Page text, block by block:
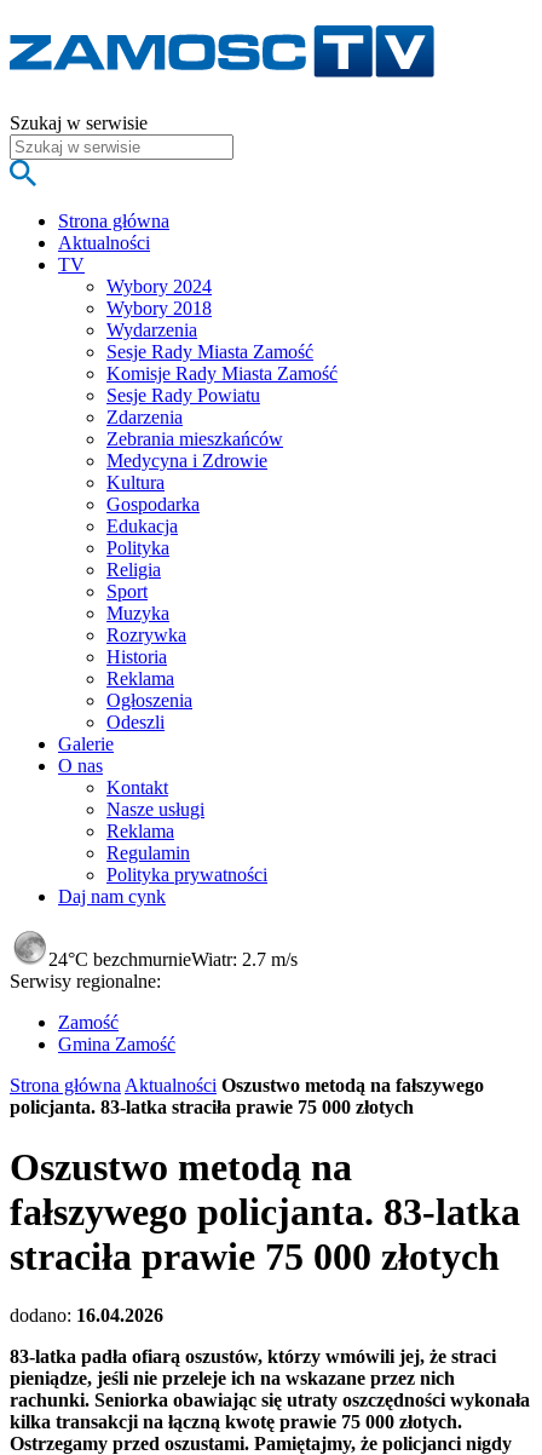
Szukaj w serwisie
Strona główna
Aktualności
TV
Wybory 2024
Wybory 2018
Wydarzenia
Sesje Rady Miasta Zamość
Komisje Rady Miasta Zamość
Sesje Rady Powiatu
Zdarzenia
Zebrania mieszkańców
Medycyna i Zdrowie
Kultura
Gospodarka
Edukacja
Polityka
Religia
Sport
Muzyka
Rozrywka
Historia
Reklama
Ogłoszenia
Odeszli
Galerie
O nas
Kontakt
Nasze usługi
Reklama
Regulamin
Polityka prywatności
Daj nam cynk
24°C bezchmurnieWiatr: 2.7 m/s
Serwisy regionalne:
Zamość
Gmina Zamość
Strona główna Aktualności Oszustwo metodą na fałszywego
policjanta. 83-latka straciła prawie 75 000 złotych
Oszustwo metodą na
fałszywego policjanta. 83-latka
straciła prawie 75 000 złotych
dodano: 16.04.2026
83-latka padła ofiarą oszustów, którzy wmówili jej, że straci
pieniądze, jeśli nie przeleje ich na wskazane przez nich
rachunki. Seniorka obawiając się utraty oszczędności wykonała
kilka transakcji na łączną kwotę prawie 75 000 złotych.
Ostrzegamy przed oszustami. Pamiętajmy, że policjanci nigdy